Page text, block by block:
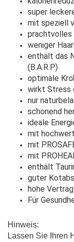
super
mit speziell
prachtvolles
weniger
enthält das
(B.A.R.P.)
optimale
wirkt Stress
nur
schonend
ideale
mit
mit
mit
enthält
guter
hohe
Für
Hinweis:
Lassen Sie Ihren